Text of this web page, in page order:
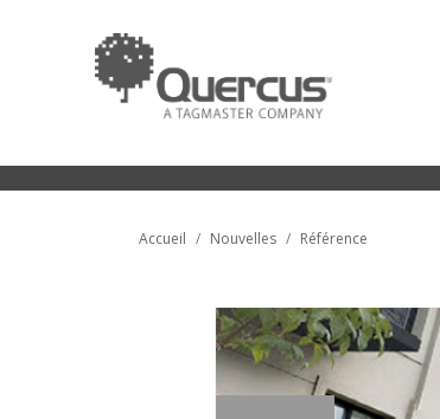
Accueil Nouvelles Référence